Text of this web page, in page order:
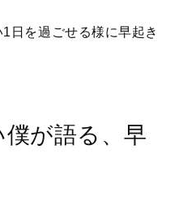
日を過ごせる様に早起き
が語る、早